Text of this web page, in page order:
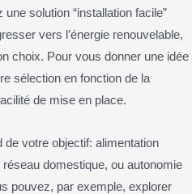
solution “installation facile”
vers l’énergie renouvelable,
choix. Pour vous donner une idée
sélection en fonction de la
de mise en place.
de votre objectif: alimentation
réseau domestique, ou autonomie
pouvez, par exemple, explorer